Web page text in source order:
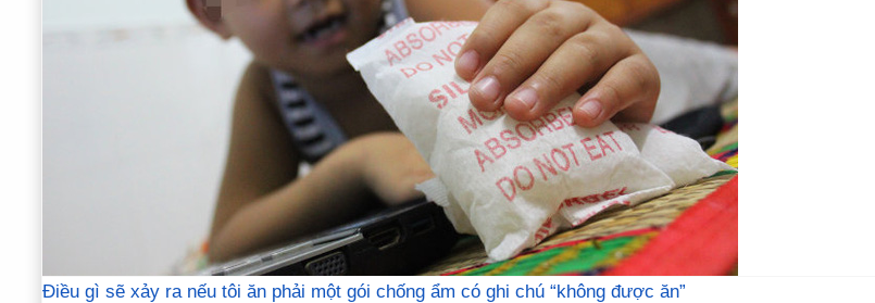
Điều gì sẽ xảy ra nếu tôi ăn phải một gói chống ẩm có ghi chú “không được ăn”